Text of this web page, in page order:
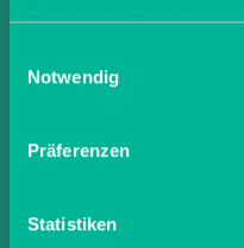
Nutzung der Dienste
Notwendig
Präferenzen
Statistiken